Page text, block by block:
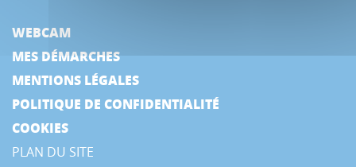
WEBCAM
MES DÉMARCHES
MENTIONS LÉGALES
POLITIQUE DE CONFIDENTIALITÉ
COOKIES
PLAN DU SITE